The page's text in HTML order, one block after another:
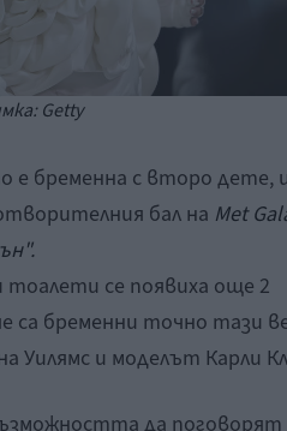
Getty
е бременна с второ дете,
бал на Met
се появиха още 2
са бременни точно тази
Уилямс и моделът Карли
да поговорят